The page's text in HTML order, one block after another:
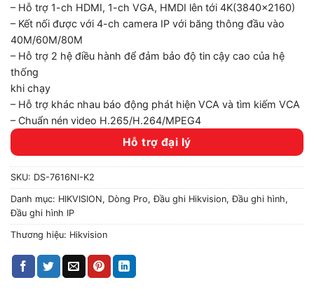
– Hỗ trợ 1-ch HDMI, 1-ch VGA, HMDI lên tới 4K(3840×2160)
– Kết nối được với 4-ch camera IP với băng thông đầu vào
40M/60M/80M
– Hỗ trợ 2 hệ điều hành để đảm bảo độ tin cậy cao của hệ
thống
khi chạy
– Hỗ trợ khác nhau báo động phát hiện VCA và tìm kiếm VCA
– Chuẩn nén video H.265/H.264/MPEG4
Hỗ trợ đại lý
SKU: DS-7616NI-K2
Danh mục: HIKVISION, Dòng Pro,Đầu ghi Hikvision,Đầu ghi hình,
Đầu ghi hình IP
Thương hiệu: Hikvision